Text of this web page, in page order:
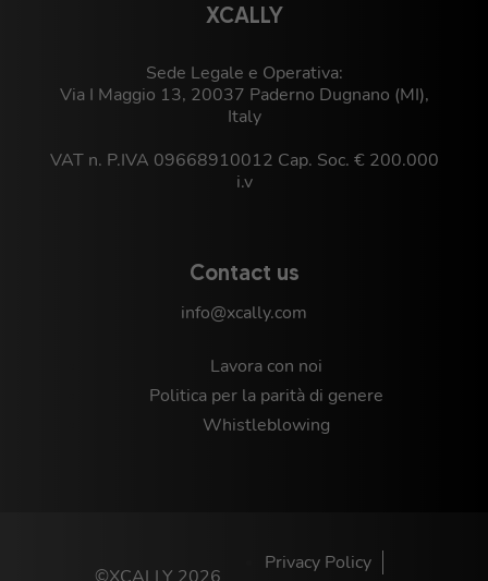
XCALLY
Sede Legale e Operativa:
Via I Maggio 13, 20037 Paderno Dugnano (MI),
Italy
VAT n. P.IVA 09668910012 Cap. Soc. € 200.000
i.v
Contact us
info@xcally.com
Lavora con noi
Politica per la parità di genere
Whistleblowing
Privacy Policy